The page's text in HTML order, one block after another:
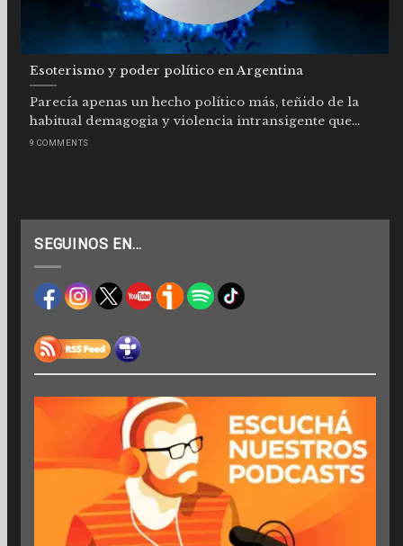
Esoterismo y poder político en Argentina
Parecía apenas un hecho político más, teñido de la
habitual demagogia y violencia intransigente que...
9 COMMENTS
SEGUINOS EN…